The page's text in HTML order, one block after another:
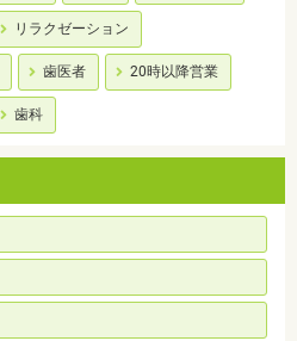
リラクゼーション
歯医者 20時以降営業
歯科